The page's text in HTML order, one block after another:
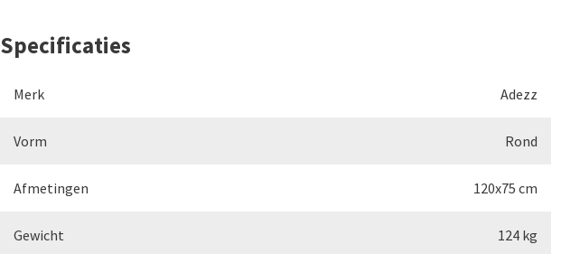
Specificaties
Merk Adezz
Vorm Rond
Afmetingen 120x75 cm
Gewicht 124 kg